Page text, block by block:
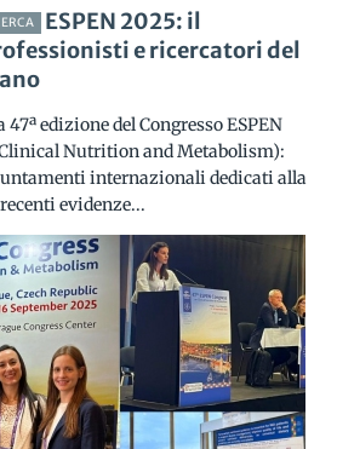
ESPEN 2025: il
e ricercatori del
47ª edizione del Congresso ESPEN
Nutrition and Metabolism):
internazionali dedicati alla
evidenze...